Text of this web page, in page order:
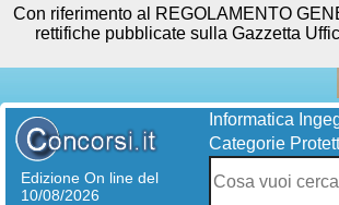
Edizione On line del
10/08/2026
Informatica
Categorie
Con riferimento al REGOLAMENTO
rettifiche pubblicate sulla Gazzetta